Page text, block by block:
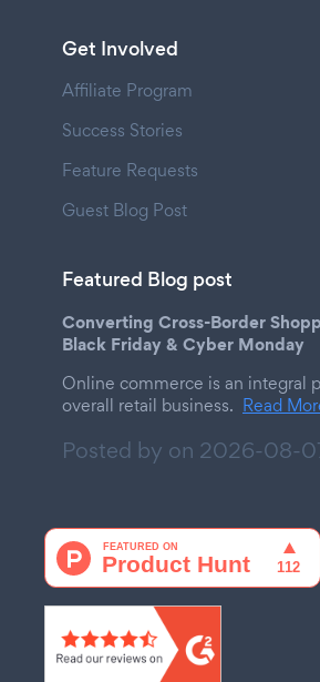
Get Involved
Affiliate Program
Success Stories
Feature Requests
Guest Blog Post
Featured Blog post
Converting Cross-Border
Black Friday & Cyber Monday
Online commerce is an integral
overall retail business. Read
Posted by on 2026-08-